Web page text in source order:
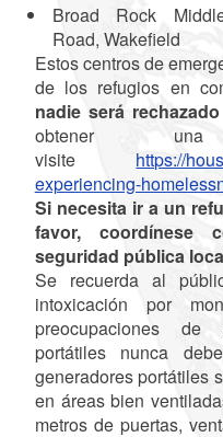
Broad Rock
Road, Wakefield
Estos centros de
de los refugios en
nadie será
obtener
visite https://
experiencing-
Si necesita ir a un
favor, coordínese
seguridad pública
Se recuerda al
intoxicación por
preocupaciones de
portátiles nunca
generadores portátiles
en áreas bien
metros de puertas,